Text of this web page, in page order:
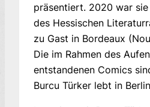
präsentiert. 2020 war
des Hessischen
zu Gast in Bordeaux
Die im Rahmen des
entstandenen Comics
Burcu Türker lebt in